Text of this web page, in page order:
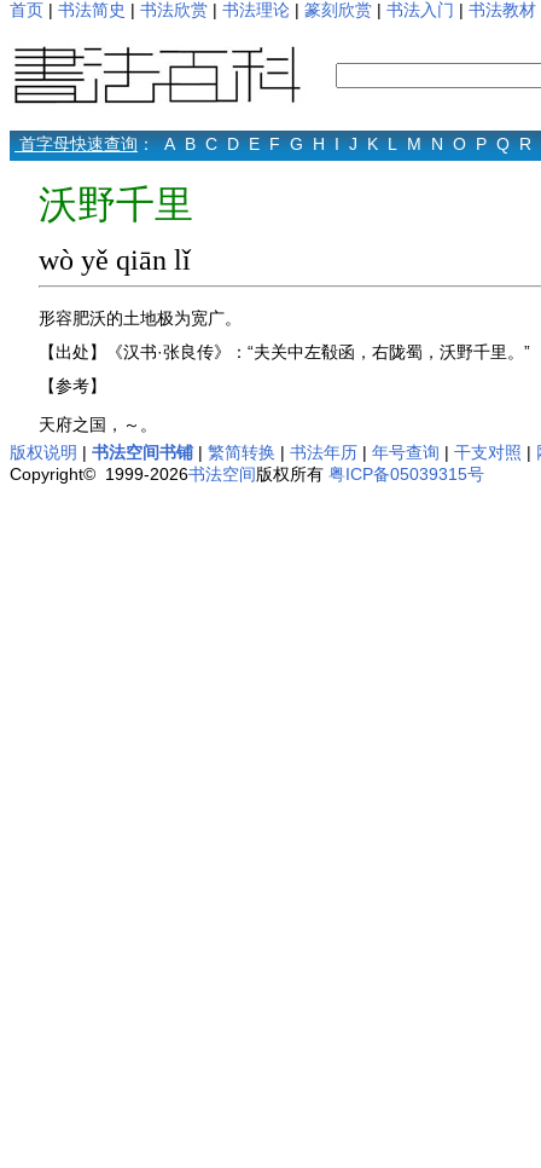
首页 | 书法简史 | 书法欣赏 | 书法理论 | 篆刻欣赏 | 书法入门 | 书法教材
首字母快速查询： A B C D E F G H I J K L M N O P Q R
沃野千里
wò yě qiān lǐ
形容肥沃的土地极为宽广。
【出处】《汉书·张良传》：“夫关中左殽函，右陇蜀，沃野千里。”
【参考】
天府之国，～。
版权说明 | 书法空间书铺 | 繁简转换 | 书法年历 | 年号查询 | 干支对照 |
Copyright© 1999-2026书法空间版权所有 粤ICP备05039315号